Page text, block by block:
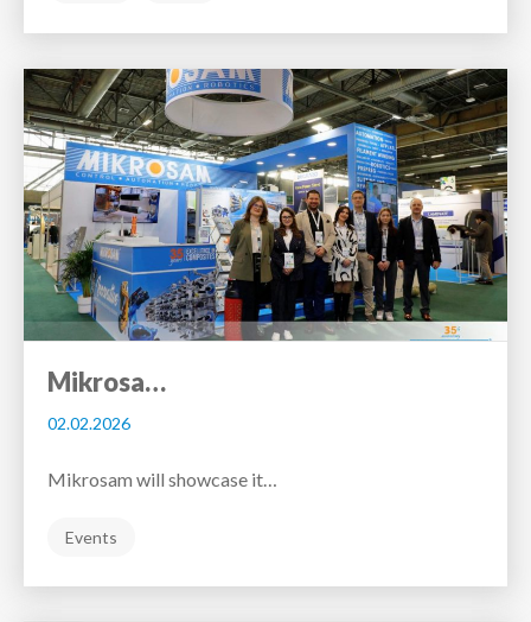
Mikrosa…
02.02.2026
Mikrosam will showcase it…
Events